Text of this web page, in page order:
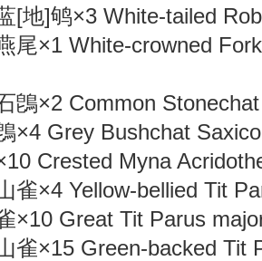
[地]鸲×3 White-tailed
尾×1 White-crowned
鵖×2 Common
×4 Grey Bushchat
Crested Myna
雀×4 Yellow-bellied Tit
×10 Great Tit Parus
雀×15 Green-backed Tit